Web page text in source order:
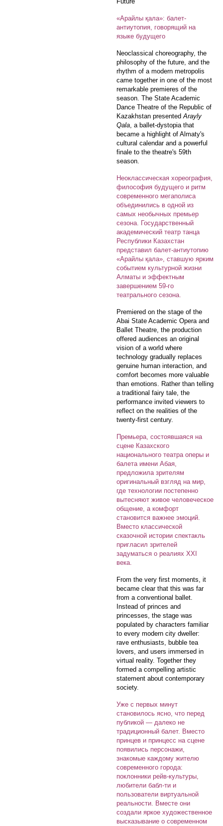
«Арайлы қала»: балет-
антиутопия, говорящий на
языке будущего
Neoclassical choreography, the
philosophy of the future, and the
rhythm of a modern metropolis
came together in one of the most
remarkable premieres of the
season. The State Academic
Dance Theatre of the Republic of
Kazakhstan presentedArayly
Qala, a ballet-dystopia that
became a highlight of Almaty's
cultural calendar and a powerful
finale to the theatre's 59th
season.
Неоклассическая хореография,
философия будущего и ритм
современного мегаполиса
объединились в одной из
самых необычных премьер
сезона. Государственный
академический театр танца
Республики Казахстан
представил балет-антиутопию
«Арайлы қала», ставшую ярким
событием культурной жизни
Алматы и эффектным
завершением 59-го
театрального сезона.
Premiered on the stage of the
Abai State Academic Opera and
Ballet Theatre, the production
offered audiences an original
vision of a world where
technology gradually replaces
genuine human interaction, and
comfort becomes more valuable
than emotions. Rather than telling
a traditional fairy tale, the
performance invited viewers to
reflect on the realities of the
twenty-first century.
Премьера, состоявшаяся на
сцене Казахского
национального театра оперы и
балета имени Абая,
предложила зрителям
оригинальный взгляд на мир,
где технологии постепенно
вытесняют живое человеческое
общение, а комфорт
становится важнее эмоций.
Вместо классической
сказочной истории спектакль
пригласил зрителей
задуматься о реалиях XXI
века.
From the very first moments, it
became clear that this was far
from a conventional ballet.
Instead of princes and
princesses, the stage was
populated by characters familiar
to every modern city dweller:
rave enthusiasts, bubble tea
lovers, and users immersed in
virtual reality. Together they
formed a compelling artistic
statement about contemporary
society.
Уже с первых минут
становилось ясно, что перед
публикой — далеко не
традиционный балет. Вместо
принцев и принцесс на сцене
появились персонажи,
знакомые каждому жителю
современного города:
поклонники рейв-культуры,
любители бабл-ти и
пользователи виртуальной
реальности. Вместе они
создали яркое художественное
высказывание о современном